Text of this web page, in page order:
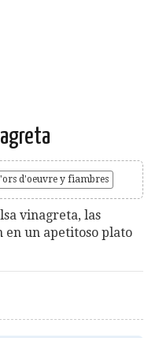
d'oeuvre y fiambres
vinagreta, las
en un apetitoso plato